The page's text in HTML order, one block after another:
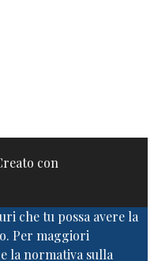
con
che tu possa avere la
Per maggiori
la normativa sulla